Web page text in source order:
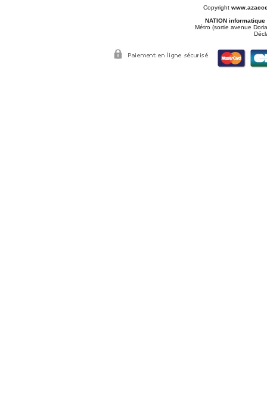
Copyright
NATION informatique
Métro (sortie avenue